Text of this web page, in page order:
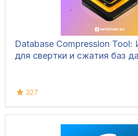
Database Compression Tool:
для свертки и сжатия баз
327